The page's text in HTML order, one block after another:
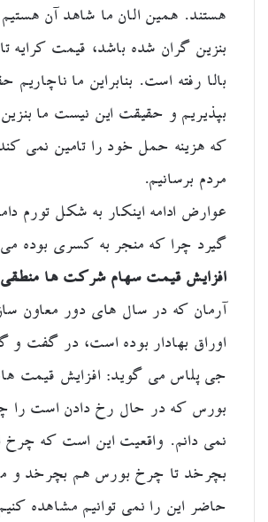
هستند. همین الان ما شاهد آن
بنزین گران شده باشد، قیمت کرایه
بالا رفته است. بنابراین ما ناچاریم
بپذیریم و حقیقت این نیست ما
که هزینه حمل خود را تامین نمی
مردم برسانیم.
عوارض ادامه اینکار به شکل تورم
گیرد چرا که منجر به کسری بوده
افزایش قیمت سهام شرکت ها
آرمان که در سال های دور معاون
اوراق بهادار بوده است، در گفت و
جی پلاس می گوید: افزایش قیمت
بورس که در حال رخ دادن است را
نمی دانم. واقعیت این است که چرخ
بچرخد تا چرخ بورس هم بچرخد و
حاضر این را نمی توانیم مشاهده